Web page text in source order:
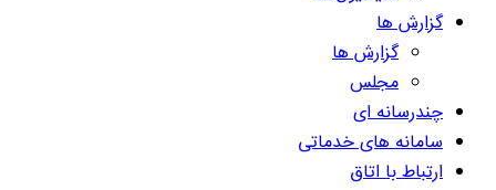
گزارش ها
گزارش ها
مجلس
چندرسانه ای
سامانه های خدماتی
ارتباط با اتاق